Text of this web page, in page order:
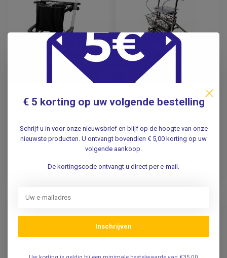
lichtgewicht rollator -
343,00 Incl. btw
314,68 Excl. btw
Standaard vierwiel
rollator - Actimo
Basic
99,95
91,70 Excl. btw
€ 5 korting op uw volgende bestelling
Schrijf u in voor onze nieuwsbrief en blijf op de hoogte van onze
nieuwste producten. U ontvangt bovendien € 5,00 korting op uw
volgende aankoop.
De kortingscode ontvangt u direct per e-mail.
Inschrijven